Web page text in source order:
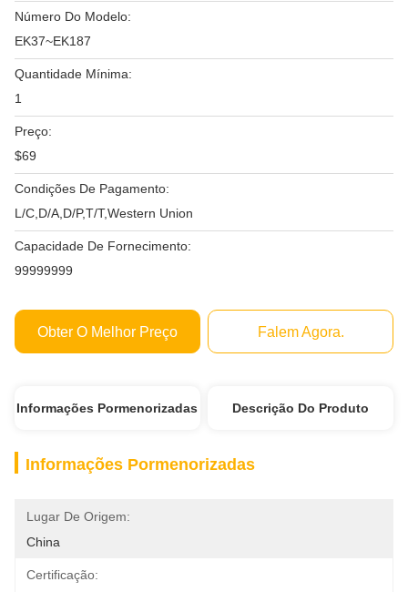
Número Do Modelo:
EK37~EK187
Quantidade Mínima:
1
Preço:
$69
Condições De Pagamento:
L/C,D/A,D/P,T/T,Western Union
Capacidade De Fornecimento:
99999999
Obter O Melhor Preço Falem Agora.
Informações Pormenorizadas Descrição Do Produto
Informações Pormenorizadas
Lugar De Origem:
China
Certificação: